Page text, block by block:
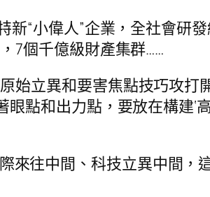
“小偉人”企業，全社會研
7個千億級財產集群……
始立異和要害焦點技巧攻打
點和出力點，要放在構建‘
來往中間、科技立異中間，